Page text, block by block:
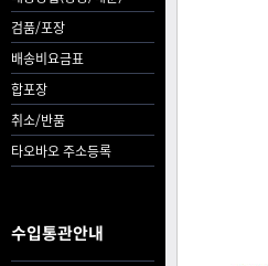
검품/포장
배송비요금표
합포장
취소/반품
타오바오 주소등록
수입통관안내